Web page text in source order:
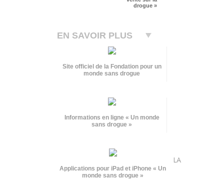
drogue »
EN SAVOIR PLUS
Site officiel de la Fondation pour un
monde sans drogue
Informations en ligne « Un monde
sans drogue »
Applications pour iPad et iPhone « Un
monde sans drogue »
LA